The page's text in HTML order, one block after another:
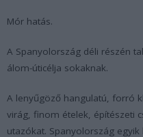
Mór hatás.
A Spanyolország déli részén
álom-úticélja sokaknak.
A lenyűgöző hangulatú, forró
virág, finom ételek, építészeti
utazókat. Spanyolország